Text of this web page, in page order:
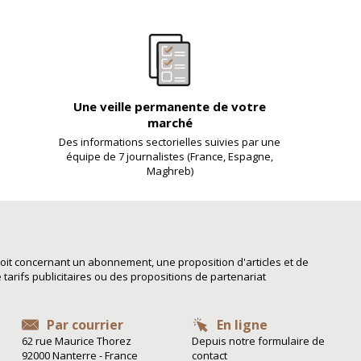
Une veille permanente de votre
marché
Des informations sectorielles suivies par une
équipe de 7 journalistes (France, Espagne,
Maghreb)
concernant un abonnement, une proposition d'articles et de
publicitaires ou des propositions de partenariat
Par courrier
62 rue Maurice Thorez
92000 Nanterre - France
En ligne
Depuis notre formulaire de
contact